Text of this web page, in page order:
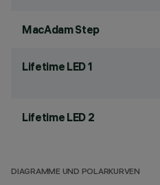
MacAdam Step
Lifetime LED 1
Lifetime LED 2
DIAGRAMME UND POLARKURVEN